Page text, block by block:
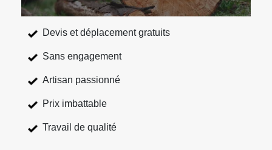
Devis et déplacement gratuits
Sans engagement
Artisan passionné
Prix imbattable
Travail de qualité